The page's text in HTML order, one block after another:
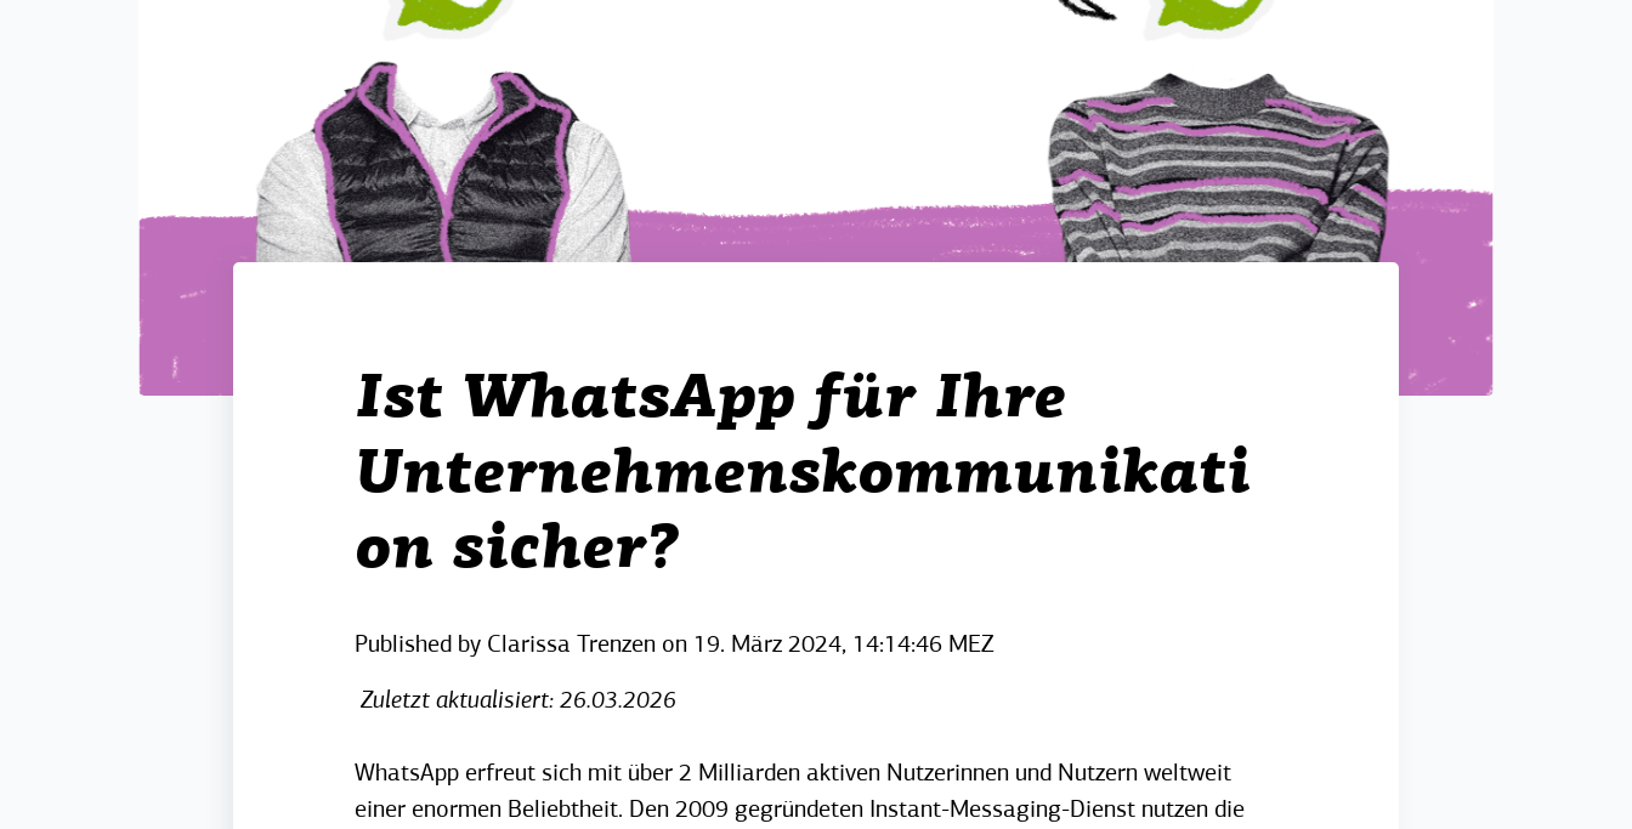
Ist WhatsApp für Ihre
Unternehmenskommunikati
on sicher?
Published by Clarissa Trenzen on 19. März 2024, 14:14:46 MEZ
Zuletzt aktualisiert: 26.03.2026
WhatsApp erfreut sich mit über 2 Milliarden aktiven Nutzerinnen und Nutzern weltweit
einer enormen Beliebtheit. Den 2009 gegründeten Instant-Messaging-Dienst nutzen die